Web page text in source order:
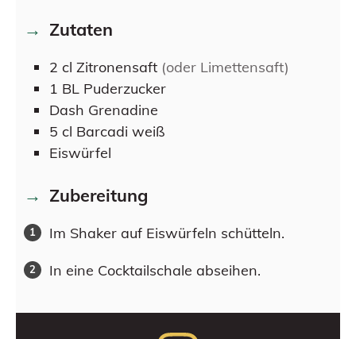
Zutaten
2 cl Zitronensaft (oder Limettensaft)
1 BL Puderzucker
Dash Grenadine
5 cl Barcadi weiß
Eiswürfel
Zubereitung
Im Shaker auf Eiswürfeln schütteln.
In eine Cocktailschale abseihen.